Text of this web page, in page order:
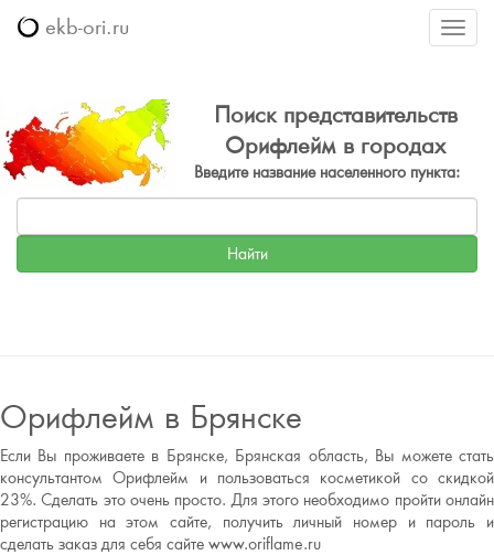
Меню
ekb-ori.ru
Поиск представительств
Орифлейм в городах
Введите название населенного пункта:
Орифлейм в Брянске
Если Вы проживаете в Брянске, Брянская область, Вы можете стать
консультантом Орифлейм и пользоваться косметикой со скидкой
23%. Сделать это очень просто. Для этого необходимо пройти онлайн
регистрацию на этом сайте, получить личный номер и пароль и
сделать заказ для себя сайте www.oriflame.ru